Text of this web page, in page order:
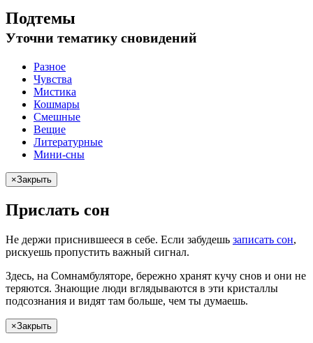
Подтемы
Уточни тематику сновидений
Разное
Чувства
Мистика
Кошмары
Смешные
Вещие
Литературные
Мини-сны
×Закрыть
Прислать сон
Не держи приснившееся в себе. Если забудешь записать сон,
рискуешь пропустить важный сигнал.
Здесь, на Сомнамбуляторе, бережно хранят кучу снов и они не
теряются. Знающие люди вглядываются в эти кристаллы
подсознания и видят там больше, чем ты думаешь.
×Закрыть